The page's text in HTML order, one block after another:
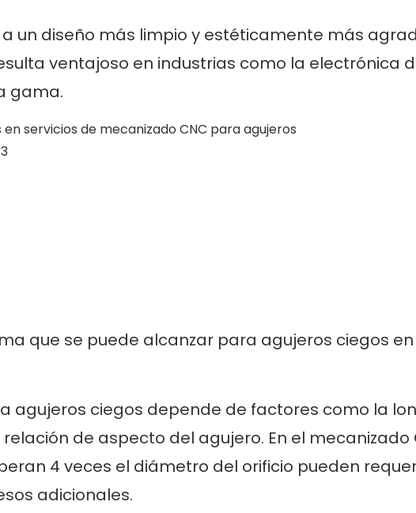
un diseño más limpio y estéticamente más
ventajoso en industrias como la electrónica
gama.
que se puede alcanzar para agujeros ciegos
agujeros ciegos depende de factores como la
de aspecto del agujero. En el mecanizado
4 veces el diámetro del orificio pueden
adicionales.